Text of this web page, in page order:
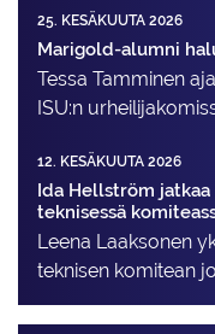
25. KESÄKUUTA 2026
Marigold-alumni
Tessa Tamminen
ISU:n
12. KESÄKUUTA 2026
Ida Hellström
teknisessä
Leena Laaksonen
teknisen komitean